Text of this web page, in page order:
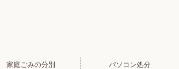
家庭ごみの分別 パソコン処分